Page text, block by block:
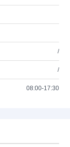
/
/
08:00-17:30